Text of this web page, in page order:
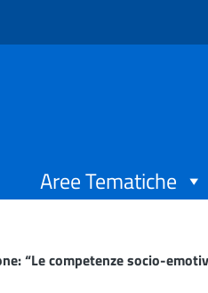
Aree Tematiche
“Le competenze socio-